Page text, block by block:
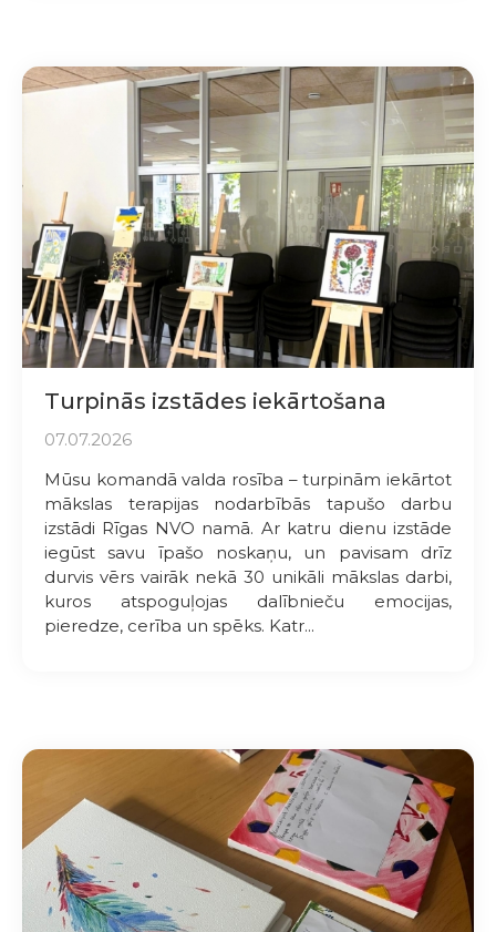
Turpinās izstādes iekārtošana
07.07.2026
Mūsu komandā valda rosība – turpinām iekārtot
mākslas terapijas nodarbībās tapušo darbu
izstādi Rīgas NVO namā. Ar katru dienu izstāde
iegūst savu īpašo noskaņu, un pavisam drīz
durvis vērs vairāk nekā 30 unikāli mākslas darbi,
kuros atspoguļojas dalībnieču emocijas,
pieredze, cerība un spēks. Katr...